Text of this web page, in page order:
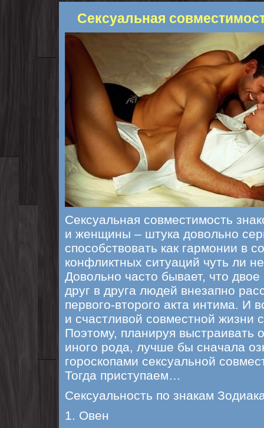
Сексуальная
Сексуальная совместимость
и женщины – штука довольно
способствовать как гармонии в
конфликтных ситуаций чуть ли
Довольно часто бывает, что
друг в друга людей внезапно
первого-второго акта интима. И
и счастливой совместной жизни
Поэтому, планируя выстраивать
иного рода, лучше бы сначала
гороскопами сексуальной
Тогда приступаем…
Сексуальность по знакам
1. Овен